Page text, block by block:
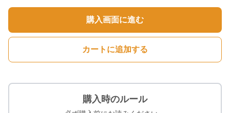
購入画面に進む
カートに追加する
購入時のルール